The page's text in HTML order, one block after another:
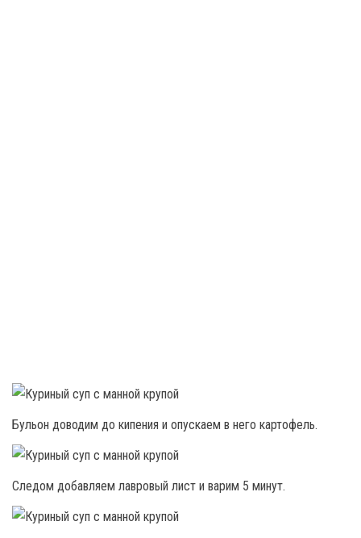
Бульон доводим до кипения и опускаем в него картофель.
Следом добавляем лавровый лист и варим 5 минут.